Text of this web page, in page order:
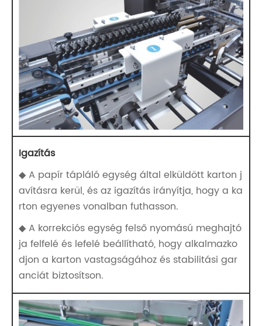
Igazítás
◆ A papír tápláló egység által elküldött karton j
avításra kerül, és az igazítás irányítja, hogy a ka
rton egyenes vonalban futhasson.
◆ A korrekciós egység felső nyomású meghajtó
ja felfelé és lefelé beállítható, hogy alkalmazko
djon a karton vastagságához és stabilitási gar
anciát biztosítson.